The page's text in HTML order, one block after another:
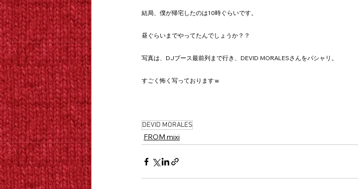
結局、僕が帰宅したのは10時ぐらいです。
昼ぐらいまでやってたんでしょうか？？
写真は、DJブース最前列まで行き、DEVID MORALESさんをパシャリ。
すごく怖く写っておりますｗ
DEVID MORALES
FROM mixi